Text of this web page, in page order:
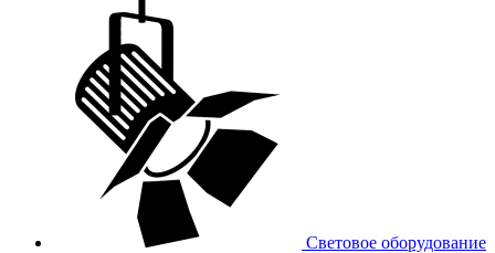
Световое оборудование